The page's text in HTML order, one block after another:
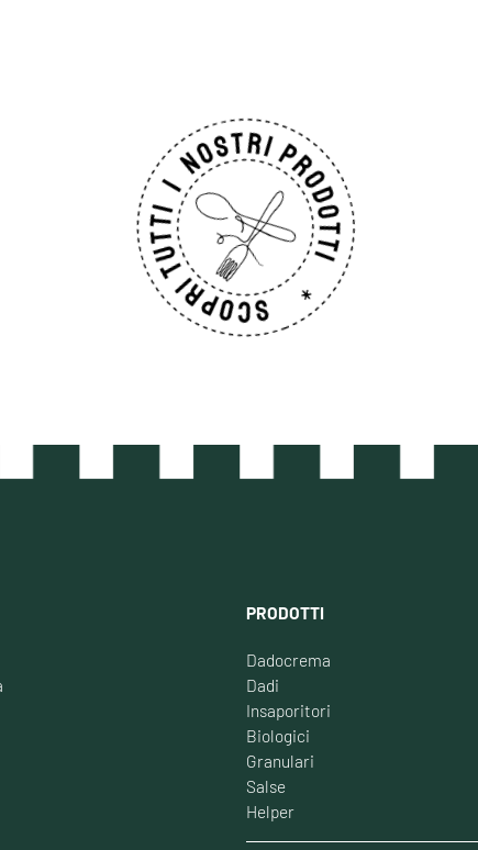
PRODOTTI
Dadocrema
Dadi
Insaporitori
Biologici
Granulari
Salse
Helper